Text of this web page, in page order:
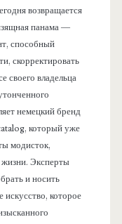
возвращается
панама —
способный
скорректировать
своего владельца
немецкий бренд
который уже
модисток,
Эксперты
и носить
которое